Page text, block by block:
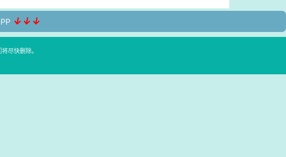
↓↓↓
尽快删除。